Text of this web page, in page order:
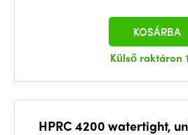
Külső raktáron
KOSÁRBA
HPRC 4200 watertight,